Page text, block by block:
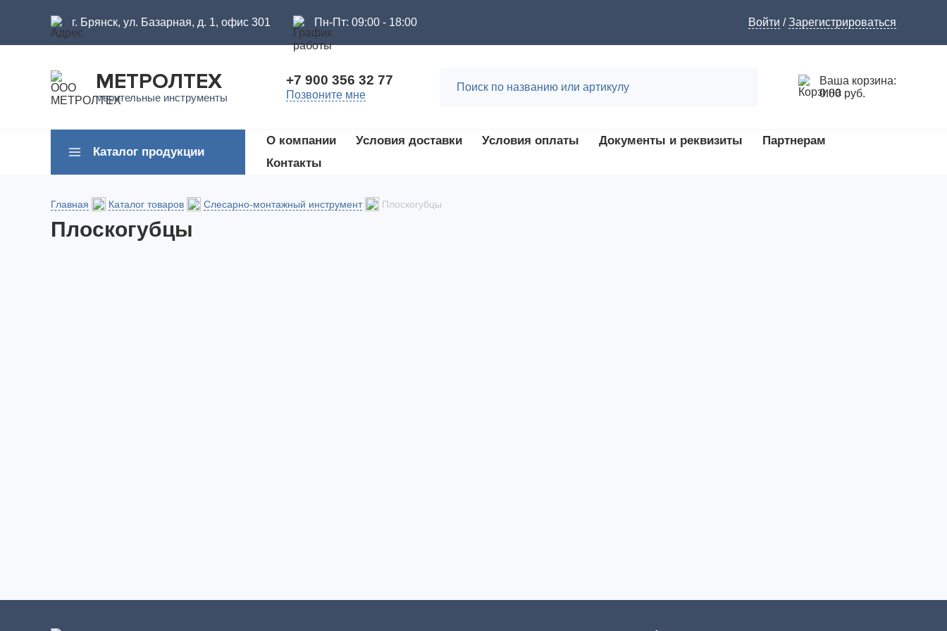
г. Брянск, ул. Базарная, д. 1, офис 301 Пн-Пт: 09:00 - 18:00 Войти /Зарегистрироваться
МЕТРОЛТЕХ
мерительные инструменты
+7 900 356 32 77
Позвоните мне
Ваша корзина:
0.00 руб.
Каталог продукции
О компании Условия доставки Условия оплаты Документы и реквизиты
Партнерам
Контакты
Главная Каталог товаров Слесарно-монтажный инструмент Плоскогубцы
Плоскогубцы